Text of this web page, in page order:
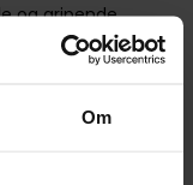
Om
og gripende